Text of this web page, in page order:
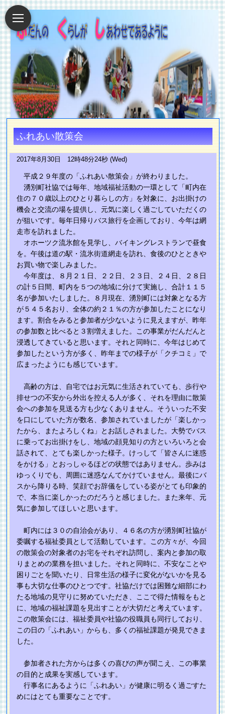
ふれあい散策会
2017年8月30日 12時48分24秒 (Wed)
平成２９年度の「ふれあい散策会」が終わりました。
湧別町社協では毎年、地域福祉活動の一環として「町内在
住の７０歳以上のひとり暮らしの方」を対象に、お出掛けの
機会と交流の場を提供し、元気に楽しく過ごしていただくの
が狙いです。毎年日帰りバス旅行を企画しており、今年は網
走市を訪れました。
オホーツク流氷館を見学し、バイキングレストランで昼食
を。午後は道の駅・流氷街道網走を訪れ、食後のひとときや
お買い物で楽しみました。
今年度は、８月２１日、２２日、２３日、２４日、２８日
の計５日間、町内を５つの地域に分けて実施し、合計１１５
名が参加いたしました。８月現在、湧別町には対象となる方
が５４５名おり、全体の約２１％の方が参加したことになり
ます。割合をみると参加者が少ないように見えますが、昨年
の参加数と比べると３割増えました。この事業がだんだんと
浸透してきていると思います。それと同時に、今年はじめて
参加したという方が多く、昨年までの様子が「クチコミ」で
広まったようにも感じています。
高齢の方は、自宅ではお元気に生活されていても、歩行や
排せつの不安から外出を控える人が多く、それを理由に散策
会への参加を見送る方も少なくありません。そういった不安
を口にしていた方が数名、参加されていましたが「楽しかっ
たから、またよろしくね」とお話しされました。大勢でバス
に乗ってお出掛けをし、地域の顔見知りの方といろいろと会
話されて、とても楽しかった様子。けっして「皆さんに迷惑
をかける」とおっしゃるほどの状態ではありません。歩みは
ゆっくりでも、周囲に迷惑なんてかけていません。最後にバ
スから降りる時、笑顔でお辞儀をしている姿がとても印象的
で、本当に楽しかったのだろうと感じました。また来年、元
気に参加してほしいと思います。
町内には３０の自治会があり、４６名の方が湧別町社協が
委嘱する福祉委員として活動しています。この方々が、今回
の散策会の対象者のお宅をそれぞれ訪問し、案内と参加の取
りまとめの業務を担いました。それと同時に、不安なことや
困りごとを聞いたり、日常生活の様子に変化がないかを見る
事も大切な仕事のひとつです。社協だけでは困難な細部にわ
たる地域の見守りに努めていただき、ここで得た情報をもと
に、地域の福祉課題を見出すことが大切だと考えています。
この散策会には、福祉委員や社協の役職員も同行しており、
この日の「ふれあい」からも、多くの福祉課題が発見できま
した。
参加者された方からは多くの喜びの声が聞こえ、この事業
の目的と成果を実感しています。
行事名にあるように「ふれあい」が健康に明るく過ごすた
めにはとても重要なことです。